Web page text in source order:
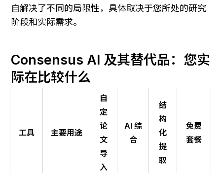
自解决了不同的局限性，具体取决于您所处的研究
阶段和实际需求。
Consensus AI 及其替代品：您实
际在比较什么
工具 主要用途
自
定
论
文
导
入
AI 综
合
结
构
化
提
取
免费
套餐